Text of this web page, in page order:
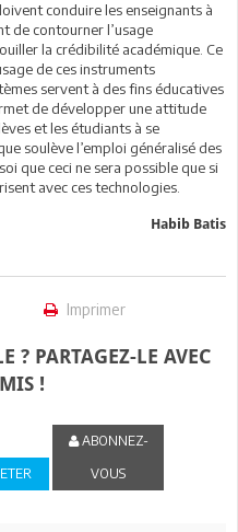
conduire les enseignants à
de contourner l’usage
la crédibilité académique. Ce
de ces instruments
servent à des fins éducatives
de développer une attitude
et les étudiants à se
soulève l’emploi généralisé des
que ceci ne sera possible que si
avec ces technologies.
Habib Batis
Imprimer
? PARTAGEZ-LE AVEC
!
ABONNEZ-
VOUS